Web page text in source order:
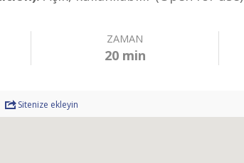
ZAMAN
20 min
Sitenize ekleyin